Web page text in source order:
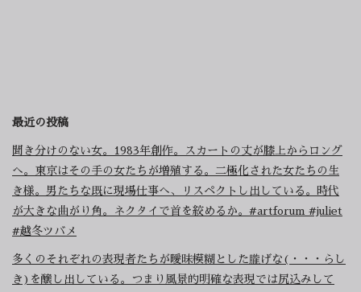
最近の投稿
聞き分けのない女。1983年創作。スカートの丈が膝上からロング
へ。東京はその手の女たちが増殖する。二極化された女たちの生
き様。男たちな既に現場仕事へ、リスペクトし出している。時代
が大きな曲がり角。ネクタイで首を絞めるか。#artforum #juliet
#越冬ツバメ
多くのそれぞれの表現者たちが曖昧模糊とした朧げな(・・・らし
き)を醸し出している。つまり風景的明確な表現では尻込みして